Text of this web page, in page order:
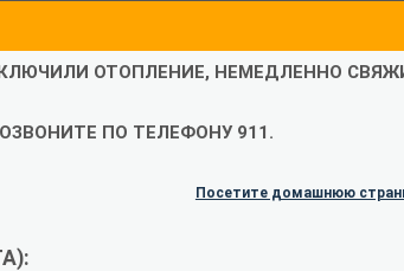
ОТОПЛЕНИЕ, НЕМЕДЛЕННО
ПО ТЕЛЕФОНУ 911.
Посетите домашнюю